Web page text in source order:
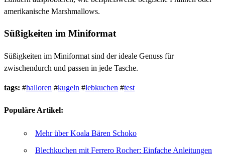
amerikanische Marshmallows.
Süßigkeiten im Miniformat
Süßigkeiten im Miniformat sind der ideale Genuss für
zwischendurch und passen in jede Tasche.
tags: #halloren #kugeln #lebkuchen #test
Populäre Artikel:
Mehr über Koala Bären Schoko
Blechkuchen mit Ferrero Rocher: Einfache Anleitungen